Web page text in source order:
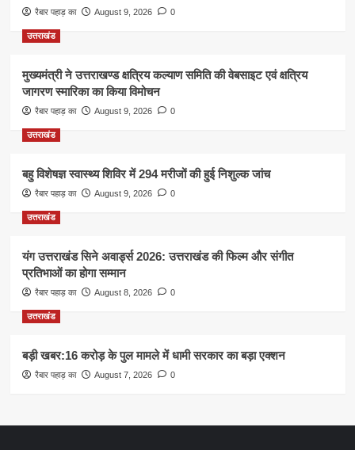
रैबार पहाड़ का August 9, 2026 0
उत्तराखंड
मुख्यमंत्री ने उत्तराखण्ड क्षत्रिय कल्याण समिति की वेबसाइट एवं क्षत्रिय
जागरण स्मारिका का किया विमोचन
रैबार पहाड़ का August 9, 2026 0
उत्तराखंड
बहु विशेषज्ञ स्वास्थ्य शिविर में 294 मरीजों की हुई निशुल्क जांच
रैबार पहाड़ का August 9, 2026 0
उत्तराखंड
यंग उत्तराखंड सिने अवार्ड्स 2026: उत्तराखंड की फिल्म और संगीत
प्रतिभाओं का होगा सम्मान
रैबार पहाड़ का August 8, 2026 0
उत्तराखंड
बड़ी खबर:16 करोड़ के पुल मामले में धामी सरकार का बड़ा एक्शन
रैबार पहाड़ का August 7, 2026 0